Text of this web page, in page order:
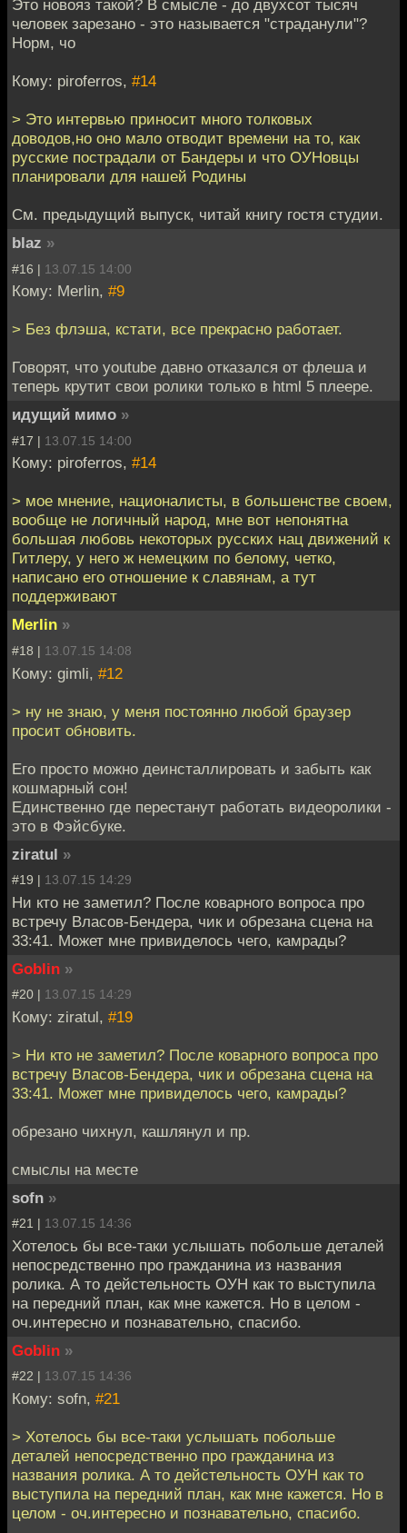
Это новояз такой? В смысле - до двухсот тысяч
человек зарезано - это называется "страданули"?
Норм, чо
Кому: piroferros, #14
> Это интервью приносит много толковых
доводов,но оно мало отводит времени на то, как
русские пострадали от Бандеры и что ОУНовцы
планировали для нашей Родины
См. предыдущий выпуск, читай книгу гостя студии.
blaz »
#16 | 13.07.15 14:00
Кому: Merlin, #9
> Без флэша, кстати, все прекрасно работает.
Говорят, что youtube давно отказался от флеша и
теперь крутит свои ролики только в html 5 плеере.
идущий мимо »
#17 | 13.07.15 14:00
Кому: piroferros, #14
> мое мнение, националисты, в большенстве своем,
вообще не логичный народ, мне вот непонятна
большая любовь некоторых русских нац движений к
Гитлеру, у него ж немецким по белому, четко,
написано его отношение к славянам, а тут
поддерживают
Merlin »
#18 | 13.07.15 14:08
Кому: gimli, #12
> ну не знаю, у меня постоянно любой браузер
просит обновить.
Его просто можно деинсталлировать и забыть как
кошмарный сон!
Единственно где перестанут работать видеоролики -
это в Фэйсбуке.
ziratul »
#19 | 13.07.15 14:29
Ни кто не заметил? После коварного вопроса про
встречу Власов-Бендера, чик и обрезана сцена на
33:41. Может мне привиделось чего, камрады?
Goblin »
#20 | 13.07.15 14:29
Кому: ziratul, #19
> Ни кто не заметил? После коварного вопроса про
встречу Власов-Бендера, чик и обрезана сцена на
33:41. Может мне привиделось чего, камрады?
обрезано чихнул, кашлянул и пр.
смыслы на месте
sofn »
#21 | 13.07.15 14:36
Хотелось бы все-таки услышать побольше деталей
непосредственно про гражданина из названия
ролика. А то дейстельность ОУН как то выступила
на передний план, как мне кажется. Но в целом -
оч.интересно и познавательно, спасибо.
Goblin »
#22 | 13.07.15 14:36
Кому: sofn, #21
> Хотелось бы все-таки услышать побольше
деталей непосредственно про гражданина из
названия ролика. А то дейстельность ОУН как то
выступила на передний план, как мне кажется. Но в
целом - оч.интересно и познавательно, спасибо.